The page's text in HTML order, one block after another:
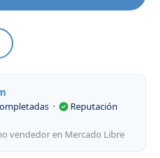
·
Reputación
vendedor en Mercado Libre